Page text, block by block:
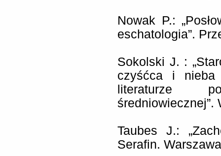
Nowak P.:
eschatologia”.
Sokolski J. :
czyśćca i nieba
literaturze
średniowiecznej”.
Taubes J.:
Serafin.